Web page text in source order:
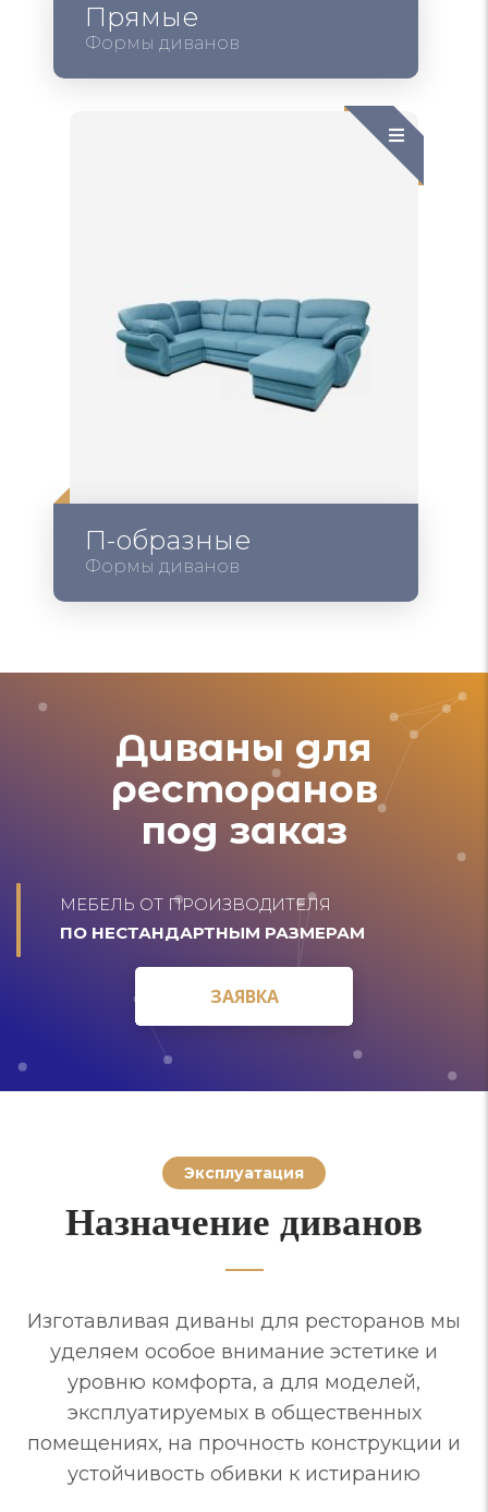
Прямые
Формы диванов
П-образные
Формы диванов
Диваны для
ресторанов
под заказ
МЕБЕЛЬ ОТ ПРОИЗВОДИТЕЛЯ
ПО НЕСТАНДАРТНЫМ РАЗМЕРАМ
ЗАЯВКА
ЗАЯВКА
Эксплуатация
Назначение диванов
Изготавливая диваны для ресторанов мы
уделяем особое внимание эстетике и
уровню комфорта, а для моделей,
эксплуатируемых в общественных
помещениях, на прочность конструкции и
устойчивость обивки к истиранию